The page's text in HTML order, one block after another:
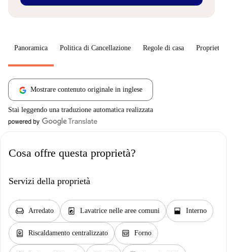
Panoramica Politica di Cancellazione Regole di casa
Mostrare contenuto originale in inglese
Stai leggendo una traduzione automatica realizzata
Cosa offre questa proprietà?
Servizi della proprietà
chair Arredato local_laundry_service Lavatrice nelle aree comuni window_open Interno
water_heater Riscaldamento centralizzato oven_gen Forno